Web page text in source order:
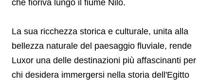
che fioriva lungo il fiume Nilo.
La sua ricchezza storica e culturale, unita alla
bellezza naturale del paesaggio fluviale, rende
Luxor una delle destinazioni più affascinanti per
chi desidera immergersi nella storia dell'Egitto